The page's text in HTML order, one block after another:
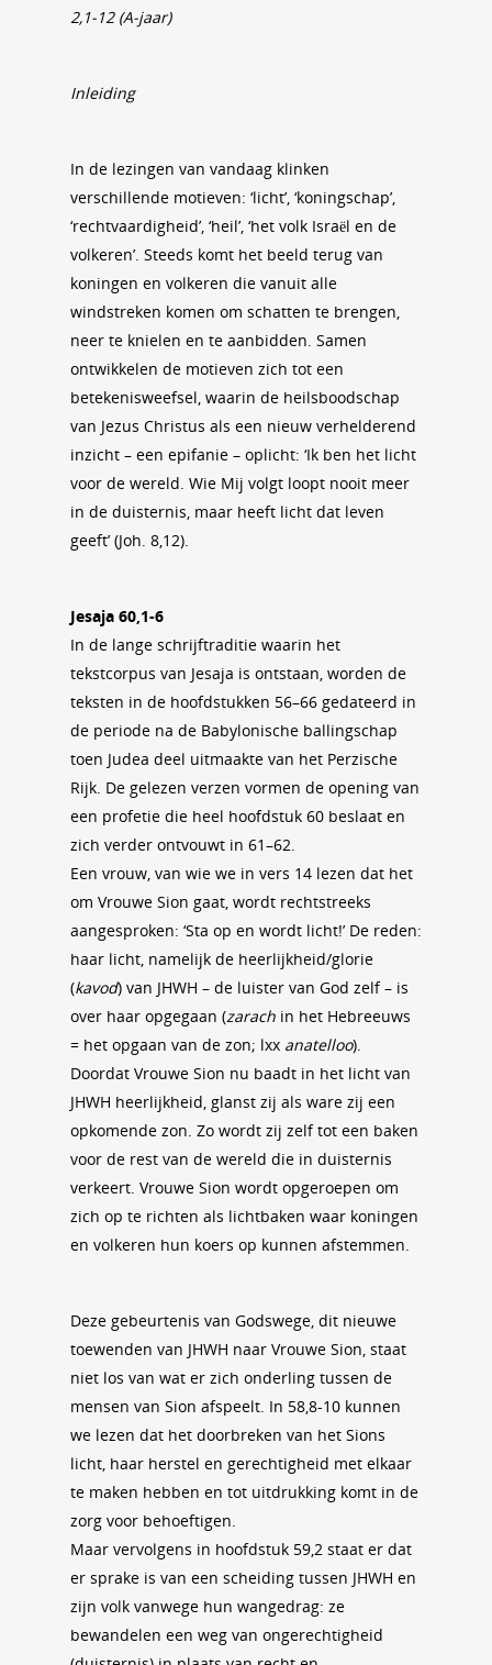
2,1-12 (A-jaar)
Inleiding
In de lezingen van vandaag klinken
verschillende motieven: ‘licht’, ‘koningschap’,
‘rechtvaardigheid’, ‘heil’, ‘het volk Israël en de
volkeren’. Steeds komt het beeld terug van
koningen en volkeren die vanuit alle
windstreken komen om schatten te brengen,
neer te knielen en te aanbidden. Samen
ontwikkelen de motieven zich tot een
betekenisweefsel, waarin de heilsboodschap
van Jezus Christus als een nieuw verhelderend
inzicht – een epifanie – oplicht: ‘Ik ben het licht
voor de wereld. Wie Mij volgt loopt nooit meer
in de duisternis, maar heeft licht dat leven
geeft’ (Joh. 8,12).
Jesaja 60,1-6
In de lange schrijftraditie waarin het
tekstcorpus van Jesaja is ontstaan, worden de
teksten in de hoofdstukken 56–66 gedateerd in
de periode na de Babylonische ballingschap
toen Judea deel uitmaakte van het Perzische
Rijk. De gelezen verzen vormen de opening van
een profetie die heel hoofdstuk 60 beslaat en
zich verder ontvouwt in 61–62.
Een vrouw, van wie we in vers 14 lezen dat het
om Vrouwe Sion gaat, wordt rechtstreeks
aangesproken: ‘Sta op en wordt licht!’ De reden:
haar licht, namelijk de heerlijkheid/glorie
(kavod) van JHWH – de luister van God zelf – is
over haar opgegaan (zarach in het Hebreeuws
= het opgaan van de zon; lxx anatelloo).
Doordat Vrouwe Sion nu baadt in het licht van
JHWH heerlijkheid, glanst zij als ware zij een
opkomende zon. Zo wordt zij zelf tot een baken
voor de rest van de wereld die in duisternis
verkeert. Vrouwe Sion wordt opgeroepen om
zich op te richten als lichtbaken waar koningen
en volkeren hun koers op kunnen afstemmen.
Deze gebeurtenis van Godswege, dit nieuwe
toewenden van JHWH naar Vrouwe Sion, staat
niet los van wat er zich onderling tussen de
mensen van Sion afspeelt. In 58,8-10 kunnen
we lezen dat het doorbreken van het Sions
licht, haar herstel en gerechtigheid met elkaar
te maken hebben en tot uitdrukking komt in de
zorg voor behoeftigen.
Maar vervolgens in hoofdstuk 59,2 staat er dat
er sprake is van een scheiding tussen JHWH en
zijn volk vanwege hun wangedrag: ze
bewandelen een weg van ongerechtigheid